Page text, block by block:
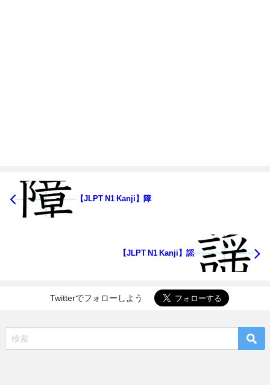
【JLPT N1 Kanji】障
【JLPT N1 Kanji】謡
Twitterでフォローしよう